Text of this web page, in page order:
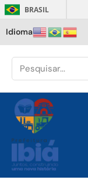
BRASIL
Idioma